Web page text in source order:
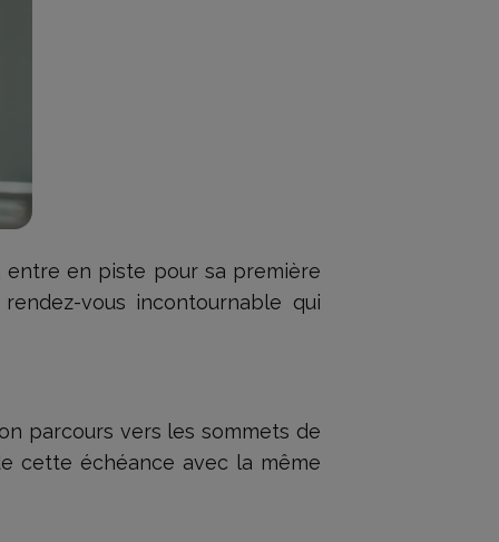
entre en piste pour sa première
vous incontournable qui
parcours vers les sommets de
cette échéance avec la même